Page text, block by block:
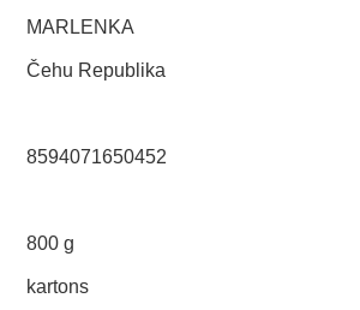
MARLENKA
Čehu Republika
8594071650452
800 g
kartons